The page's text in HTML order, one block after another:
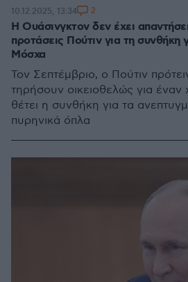
Η Ουάσινγκτον δεν έχει
προτάσεις Πούτιν για τη συνθήκη
Μόσχα
Τον Σεπτέμβριο, ο Πούτιν
τηρήσουν οικειοθελώς για έναν
θέτει η συνθήκη για τα
πυρηνικά όπλα
10.12.2025, 13:34 2